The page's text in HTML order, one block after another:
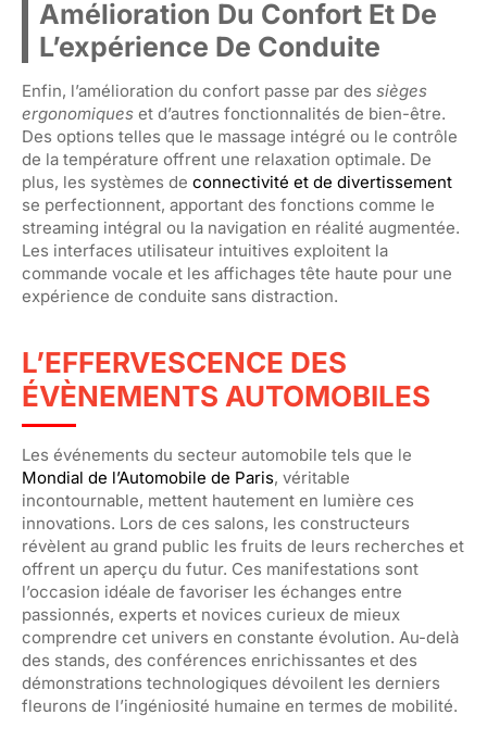
Amélioration Du Confort Et De
L’expérience De Conduite
Enfin, l’amélioration du confort passe par des sièges
ergonomiques et d’autres fonctionnalités de bien-être.
Des options telles que le massage intégré ou le contrôle
de la température offrent une relaxation optimale. De
plus, les systèmes de connectivité et de divertissement
se perfectionnent, apportant des fonctions comme le
streaming intégral ou la navigation en réalité augmentée.
Les interfaces utilisateur intuitives exploitent la
commande vocale et les affichages tête haute pour une
expérience de conduite sans distraction.
L’EFFERVESCENCE DES
ÉVÈNEMENTS AUTOMOBILES
Les événements du secteur automobile tels que le
Mondial de l’Automobile de Paris, véritable
incontournable, mettent hautement en lumière ces
innovations. Lors de ces salons, les constructeurs
révèlent au grand public les fruits de leurs recherches et
offrent un aperçu du futur. Ces manifestations sont
l’occasion idéale de favoriser les échanges entre
passionnés, experts et novices curieux de mieux
comprendre cet univers en constante évolution. Au-delà
des stands, des conférences enrichissantes et des
démonstrations technologiques dévoilent les derniers
fleurons de l’ingéniosité humaine en termes de mobilité.